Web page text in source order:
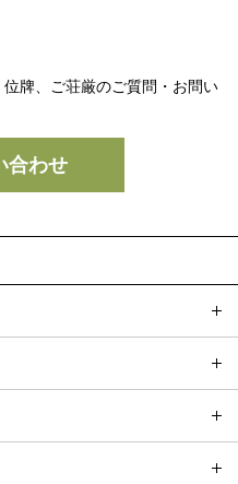
牌、ご荘厳のご質問・お問い
合わせ